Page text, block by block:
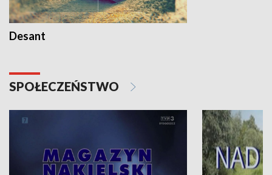
Desant
SPOŁECZEŃSTWO